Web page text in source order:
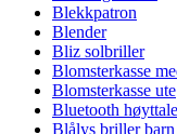
Blekkpatron
Blender
Bliz solbriller
Blomsterkasse
Blomsterkasse ute
Bluetooth
Blålys briller barn